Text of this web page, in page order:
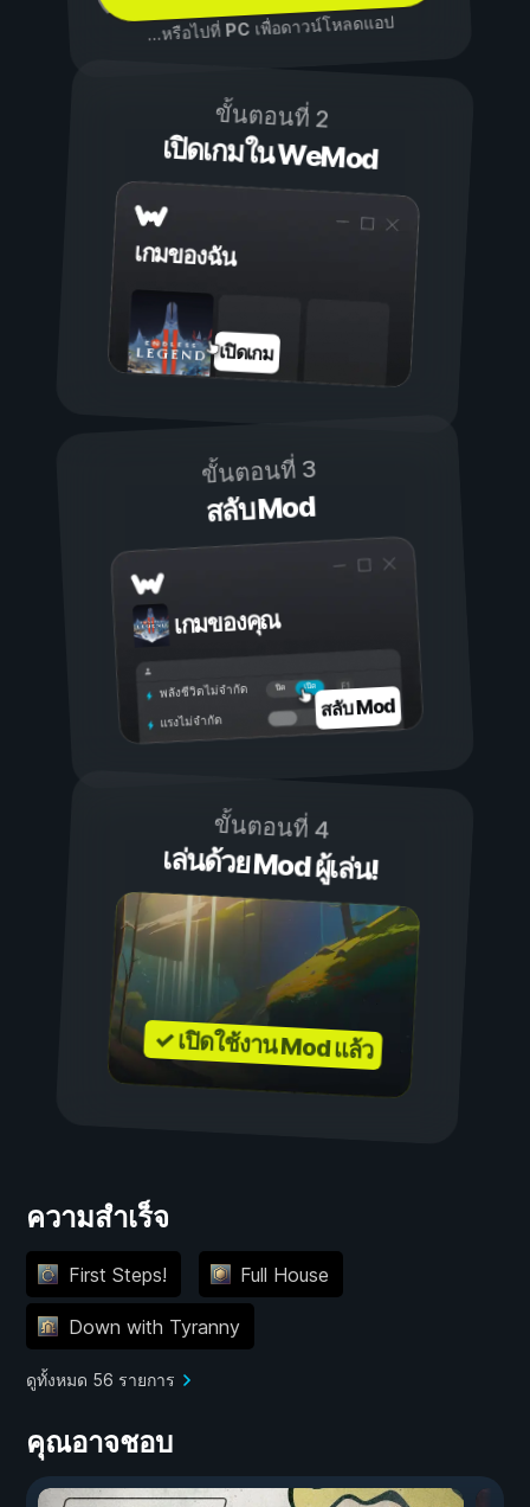
...หรือไปที่ PCเพื่อดาวน์โหลดแอป
ขั้นตอนที่ 2
เปิดเกมใน WeMod
เกมของฉัน
เปิดเกม
ขั้นตอนที่ 3
สลับ Mod
เกมของคุณ
เปิด
ปิด
พลังชีวิตไม่จำกัด
แรงไม่จำกัด สลับ Mod
ขั้นตอนที่ 4
เล่นด้วย Mod ผู้เล่น!
✓ เปิดใช้งาน Mod แล้ว
ความสำเร็จ
First Steps! Full House
Down with Tyranny
ดูทั้งหมด 56 รายการ
คุณอาจชอบ